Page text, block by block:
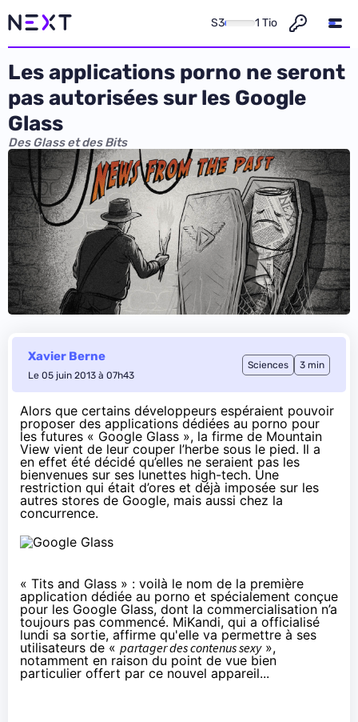
S3 1 Tio
Les applications porno ne seront
pas autorisées sur les Google
Glass
Des Glass et des Bits
Xavier Berne
Le 05 juin 2013 à 07h43
Sciences 3 min
Alors que certains développeurs espéraient pouvoir
proposer des applications dédiées au porno pour
les futures « Google Glass », la firme de Mountain
View vient de leur couper l’herbe sous le pied. Il a
en effet été décidé qu’elles ne seraient pas les
bienvenues sur ses lunettes high-tech. Une
restriction qui était d’ores et déjà imposée sur les
autres stores de Google, mais aussi chez la
concurrence.
« Tits and Glass » : voilà le nom de la première
application dédiée au porno et spécialement conçue
pour les Google Glass, dont la commercialisation n’a
toujours pas commencé. MiKandi, qui a officialisé
lundi sa sortie, affirme qu'elle va permettre à ses
utilisateurs de « partager des contenus sexy»,
notamment en raison du point de vue bien
particulier offert par ce nouvel appareil...